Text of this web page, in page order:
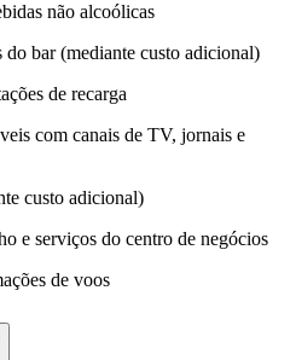
não alcoólicas
do bar (mediante custo adicional)
de recarga
com canais de TV, jornais e
custo adicional)
e serviços do centro de negócios
de voos